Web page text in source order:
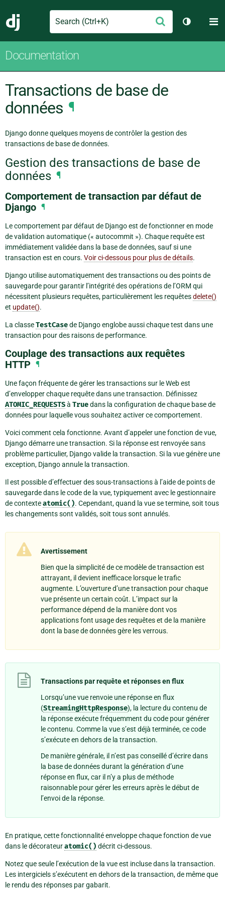
Django
Search Envoyer
Changer
Documentation
Transactions de base de
données ¶
Django donne quelques moyens de contrôler la gestion des
transactions de base de données.
Gestion des transactions de base de
données ¶
Comportement de transaction par défaut de
Django ¶
Le comportement par défaut de Django est de fonctionner en mode
de validation automatique (« autocommit »). Chaque requête est
immédiatement validée dans la base de données, sauf si une
transaction est en cours. Voir ci-dessous pour plus de détails.
Django utilise automatiquement des transactions ou des points de
sauvegarde pour garantir l’intégrité des opérations de l’ORM qui
nécessitent plusieurs requêtes, particulièrement les requêtesdelete()
et update().
La classeTestCasede Django englobe aussi chaque test dans une
transaction pour des raisons de performance.
Couplage des transactions aux requêtes
HTTP ¶
Une façon fréquente de gérer les transactions sur le Web est
d’envelopper chaque requête dans une transaction. Définissez
ATOMIC_REQUESTSà Truedans la configuration de chaque base de
données pour laquelle vous souhaitez activer ce comportement.
Voici comment cela fonctionne. Avant d’appeler une fonction de vue,
Django démarre une transaction. Si la réponse est renvoyée sans
problème particulier, Django valide la transaction. Si la vue génère une
exception, Django annule la transaction.
Il est possible d’effectuer des sous-transactions à l’aide de points de
sauvegarde dans le code de la vue, typiquement avec le gestionnaire
de contexteatomic(). Cependant, quand la vue se termine, soit tous
les changements sont validés, soit tous sont annulés.
Avertissement
Bien que la simplicité de ce modèle de transaction est
attrayant, il devient inefficace lorsque le trafic
augmente. L’ouverture d’une transaction pour chaque
vue présente un certain coût. L’impact sur la
performance dépend de la manière dont vos
applications font usage des requêtes et de la manière
dont la base de données gère les verrous.
Transactions par requête et réponses en flux
Lorsqu’une vue renvoie une réponse en flux
(StreamingHttpResponse), la lecture du contenu de
la réponse exécute fréquemment du code pour générer
le contenu. Comme la vue s’est déjà terminée, ce code
s’exécute en dehors de la transaction.
De manière générale, il n’est pas conseillé d’écrire dans
la base de données durant la génération d’une
réponse en flux, car il n’y a plus de méthode
raisonnable pour gérer les erreurs après le début de
l’envoi de la réponse.
En pratique, cette fonctionnalité enveloppe chaque fonction de vue
dans le décorateuratomic() décrit ci-dessous.
Notez que seule l’exécution de la vue est incluse dans la transaction.
Les intergiciels s’exécutent en dehors de la transaction, de même que
le rendu des réponses par gabarit.